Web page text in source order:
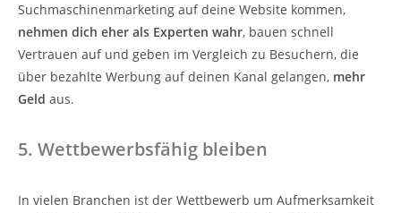
Suchmaschinenmarketing auf deine Website kommen,
nehmen dich eher als Experten wahr, bauen schnell
Vertrauen auf und geben im Vergleich zu Besuchern, die
über bezahlte Werbung auf deinen Kanal gelangen, mehr
Geld aus.
5. Wettbewerbsfähig bleiben
In vielen Branchen ist der Wettbewerb um Aufmerksamkeit